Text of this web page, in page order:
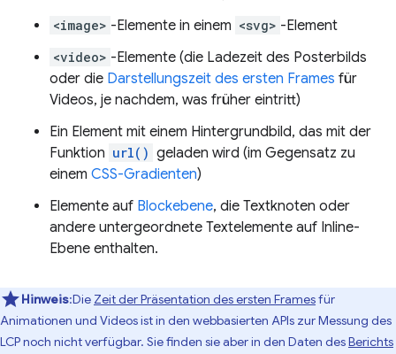
<image> -Elemente in einem <svg> -Element
<video> -Elemente (die Ladezeit des Posterbilds
oder die Darstellungszeit des ersten Frames für
Videos, je nachdem, was früher eintritt)
Ein Element mit einem Hintergrundbild, das mit der
Funktion url() geladen wird (im Gegensatz zu
einem CSS-Gradienten)
Elemente auf Blockebene, die Textknoten oder
andere untergeordnete Textelemente auf Inline-
Ebene enthalten.
Hinweis:Die Zeit der Präsentation des ersten Framesfür
Animationen und Videos ist in den webbasierten APIs zur Messung des
LCP noch nicht verfügbar. Sie finden sie aber in den Daten desBerichts